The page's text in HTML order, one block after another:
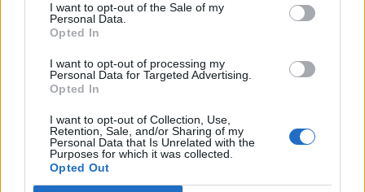
I want to opt-out of the Sale of my
Personal Data.
Opted In
I want to opt-out of processing my
Personal Data for Targeted Advertising.
Opted In
I want to opt-out of Collection, Use,
Retention, Sale, and/or Sharing of my
Personal Data that Is Unrelated with the
Purposes for which it was collected.
Opted Out